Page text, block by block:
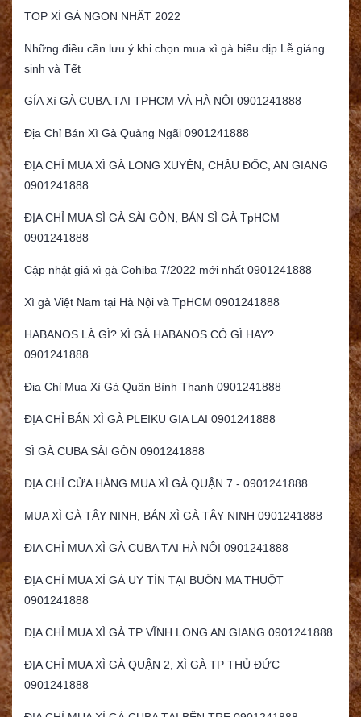
TOP XÌ GÀ NGON NHẤT 2022
Những điều cần lưu ý khi chọn mua xì gà biếu dịp Lễ giáng
sinh và Tết
GÍA Xì GÀ CUBA.TẠI TPHCM VÀ HÀ NỘI 0901241888
Địa Chỉ Bán Xì Gà Quảng Ngãi 0901241888
ĐỊA CHỈ MUA XÌ GÀ LONG XUYÊN, CHÂU ĐỐC, AN GIANG
0901241888
ĐỊA CHỈ MUA SÌ GÀ SÀI GÒN, BÁN SÌ GÀ TpHCM
0901241888
Cập nhật giá xì gà Cohiba 7/2022 mới nhất 0901241888
Xì gà Việt Nam tại Hà Nội và TpHCM 0901241888
HABANOS LÀ GÌ? XÌ GÀ HABANOS CÓ GÌ HAY?
0901241888
Địa Chỉ Mua Xì Gà Quận Bình Thạnh 0901241888
ĐỊA CHỈ BÁN XÌ GÀ PLEIKU GIA LAI 0901241888
SÌ GÀ CUBA SÀI GÒN 0901241888
ĐỊA CHỈ CỬA HÀNG MUA XÌ GÀ QUẬN 7 - 0901241888
MUA XÌ GÀ TÂY NINH, BÁN XÌ GÀ TÂY NINH 0901241888
ĐỊA CHỈ MUA XÌ GÀ CUBA TẠI HÀ NỘI 0901241888
ĐỊA CHỈ MUA XÌ GÀ UY TÍN TẠI BUÔN MA THUỘT
0901241888
ĐỊA CHỈ MUA XÌ GÀ TP VĨNH LONG AN GIANG 0901241888
ĐỊA CHỈ MUA XÌ GÀ QUẬN 2, XÌ GÀ TP THỦ ĐỨC
0901241888